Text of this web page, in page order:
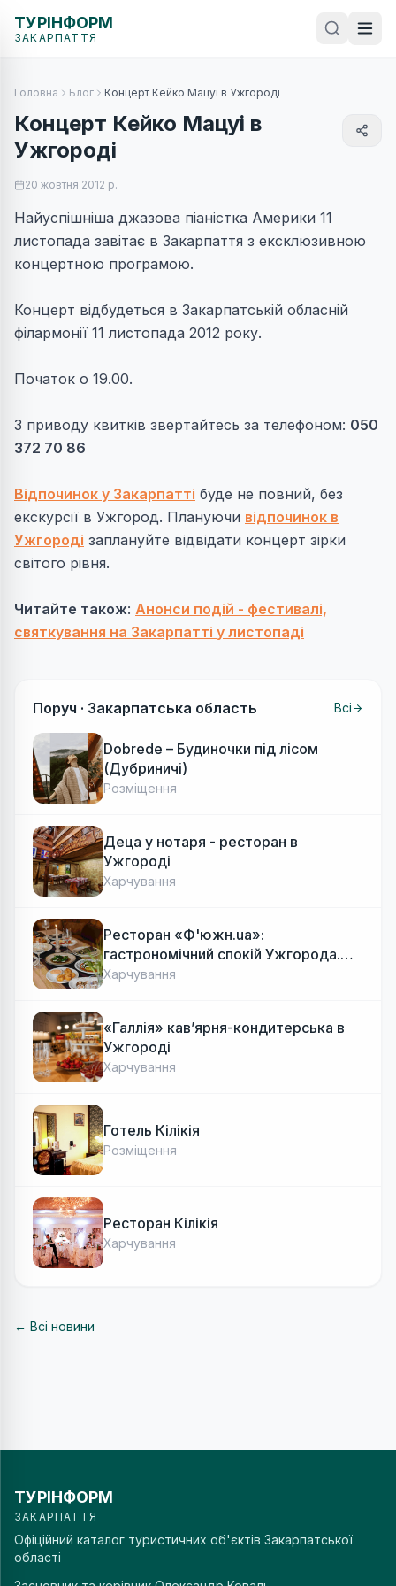
ТУРІНФОРМ
ЗАКАРПАТТЯ
Головна Блог Концерт Кейко Мацуі в Ужгороді
Концерт Кейко Мацуі в
Ужгороді
20 жовтня 2012 р.
Найуспішніша джазова піаністка Америки 11
листопада завітає в Закарпаття з ексклюзивною
концертною програмою.
Концерт відбудеться в Закарпатській обласній
філармонії 11 листопада 2012 року.
Початок о 19.00.
З приводу квитків звертайтесь за телефоном: 050
372 70 86
Відпочинок у Закарпатті буде не повний, без
екскурсії в Ужгород. Плануючи відпочинок в
Ужгороді заплануйте відвідати концерт зірки
світого рівня.
Читайте також: Анонси подій - фестивалі,
святкування на Закарпатті у листопаді
Поруч · Закарпатська область Всі
Dobrede – Будиночки під лісом
(Дубриничі)
Розміщення
Деца у нотаря - ресторан в
Ужгороді
Харчування
Ресторан «Ф'южн.ua»:
гастрономічний спокій Ужгорода.
Авторська локальна кухня, затишок
Харчування
«Галлія» кав’ярня-кондитерська в
Ужгороді
Харчування
Готель Кілікія
Розміщення
Ресторан Кілікія
Харчування
← Всі новини
ТУРІНФОРМ
ЗАКАРПАТТЯ
Офіційний каталог туристичних об'єктів Закарпатської
області